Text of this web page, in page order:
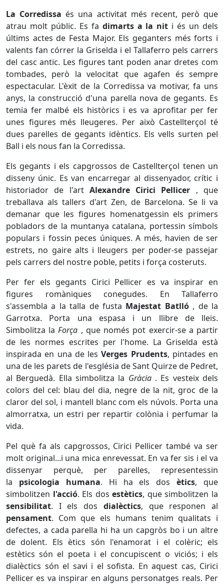
La Corredissa és una activitat més recent, però que
atrau molt públic. Es fa dimarts a la nit i és un dels
últims actes de Festa Major. Els geganters més forts i
valents fan córrer la Griselda i el Tallaferro pels carrers
del casc antic. Les figures tant poden anar dretes com
tombades, però la velocitat que agafen és sempre
espectacular. L'èxit de la Corredissa va motivar, fa uns
anys, la construcció d'una parella nova de gegants. Es
temia fer malbé els històrics i es va aprofitar per fer
unes figures més lleugeres. Per això Castellterçol té
dues parelles de gegants idèntics. Els vells surten pel
Ball i els nous fan la Corredissa.
Els gegants i els capgrossos de Castellterçol tenen un
disseny únic. Es van encarregar al dissenyador, crític i
historiador de l'art Alexandre Cirici Pellicer , que
treballava als tallers d'art Zen, de Barcelona. Se li va
demanar que les figures homenatgessin els primers
pobladors de la muntanya catalana, portessin símbols
populars i fossin peces úniques. A més, havien de ser
estrets, no gaire alts i lleugers per poder-se passejar
pels carrers del nostre poble, petits i força costeruts.
Per fer els gegants Cirici Pellicer es va inspirar en
figures romàniques conegudes. En Tallaferro
s'assembla a la talla de fusta Majestat Batlló, de la
Garrotxa. Porta una espasa i un llibre de lleis.
Simbolitza laForça , que només pot exercir-se a partir
de les normes escrites per l'home. La Griselda està
inspirada en una de lesVerges Prudents, pintades en
una de les parets de l'església de Sant Quirze de Pedret,
al Berguedà. Ella simbolitza la Gràcia . Es vesteix dels
colors del cel: blau del dia, negre de la nit, groc de la
claror del sol, i mantell blanc com els núvols. Porta una
almorratxa, un estri per repartir colònia i perfumar la
vida.
Pel què fa als capgrossos, Cirici Pellicer també va ser
molt original...i una mica enrevessat. En va fer sis i el va
dissenyar perquè, per parelles, representessin
la psicologia humana. Hi ha els dosètics, que
simbolitzen l'acció. Els dosestètics, que simbolitzen la
sensibilitat. I els dos dialèctics, que responen al
pensament. Com que els humans tenim qualitats i
defectes, a cada parella hi ha un capgròs bo i un altre
de dolent. Els ètics són l'enamorat i el colèric; els
estètics són el poeta i el concupiscent o viciós; i els
dialèctics són el savi i el sofista. En aquest cas, Cirici
Pellicer es va inspirar en alguns personatges reals. Per